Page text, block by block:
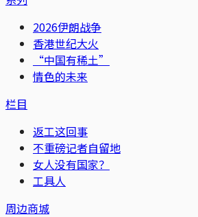
2026伊朗战争
香港世纪大火
“中国有稀土”
情色的未来
栏目
返工这回事
不重磅记者自留地
女人没有国家？
工具人
周边商城